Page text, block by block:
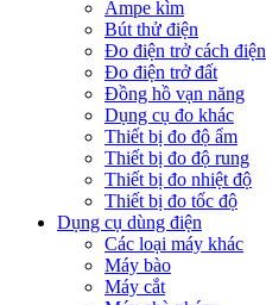
Ampe kìm
Bút thử điện
Đo điện trở cách điện
Đo điện trở đất
Đồng hồ vạn năng
Dụng cụ đo khác
Thiết bị đo độ ẩm
Thiết bị đo độ rung
Thiết bị đo nhiệt độ
Thiết bị đo tốc độ
Dụng cụ dùng điện
Các loại máy khác
Máy bào
Máy cắt